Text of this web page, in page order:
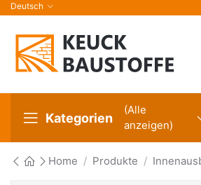
Deutsch
Kategorien
(Alle
anzeigen)
Home Produkte